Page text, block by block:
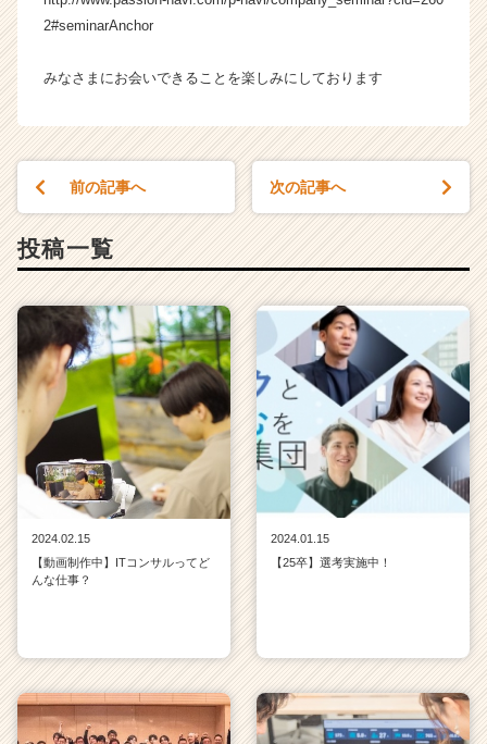
2#seminarAnchor
みなさまにお会いできることを楽しみにしております
前の記事へ 次の記事へ
投稿一覧
2024.02.15
【動画制作中】ITコンサルってど
んな仕事？
2024.01.15
【25卒】選考実施中！